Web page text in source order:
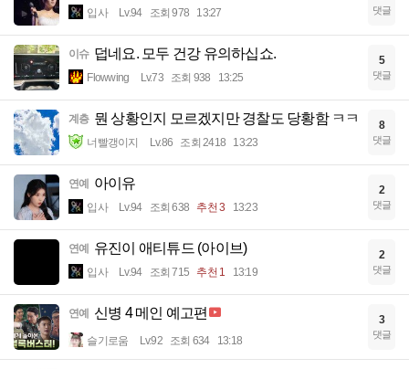
입사 Lv.94 조회 978 13:27 댓글
이슈 덥네요. 모두 건강 유의하십쇼.
Flowwing Lv.73 조회 938 13:25
5
댓글
계층 뭔 상황인지 모르겠지만 경찰도 당황함 ㅋㅋ
너빨갱이지 Lv.86 조회 2418 13:23
8
댓글
연예 아이유
입사 Lv.94 조회 638 추천 3 13:23
2
댓글
연예 유진이 애티튜드 (아이브)
입사 Lv.94 조회 715 추천 1 13:19
2
댓글
연예 신병 4 메인 예고편
슬기로움 Lv.92 조회 634 13:18
3
댓글